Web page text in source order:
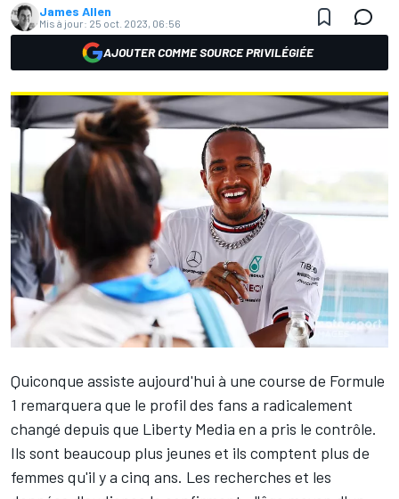
James Allen
Mis à jour: 25 oct. 2023, 06:56
AJOUTER COMME SOURCE PRIVILÉGIÉE
Quiconque assiste aujourd'hui à une course de Formule
1 remarquera que le profil des fans a radicalement
changé depuis que Liberty Media en a pris le contrôle.
Ils sont beaucoup plus jeunes et ils comptent plus de
femmes qu'il y a cinq ans. Les recherches et les